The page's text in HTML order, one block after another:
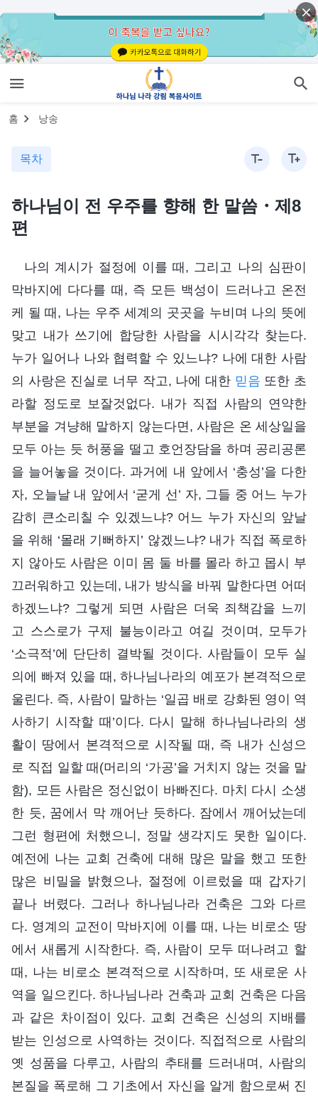
홈 낭송
목차
하나님이 전 우주를 향해 한 말씀・제8
편
나의 계시가 절정에 이를 때, 그리고 나의 심판이
막바지에 다다를 때, 즉 모든 백성이 드러나고 온전
케 될 때, 나는 우주 세계의 곳곳을 누비며 나의 뜻에
맞고 내가 쓰기에 합당한 사람을 시시각각 찾는다.
누가 일어나 나와 협력할 수 있느냐? 나에 대한 사람
의 사랑은 진실로 너무 작고, 나에 대한 믿음 또한 초
라할 정도로 보잘것없다. 내가 직접 사람의 연약한
부분을 겨냥해 말하지 않는다면, 사람은 온 세상일을
모두 아는 듯 허풍을 떨고 호언장담을 하며 공리공론
을 늘어놓을 것이다. 과거에 내 앞에서 ‘충성’을 다한
자, 오늘날 내 앞에서 ‘굳게 선’ 자, 그들 중 어느 누가
감히 큰소리칠 수 있겠느냐? 어느 누가 자신의 앞날
을 위해 ‘몰래 기뻐하지’ 않겠느냐? 내가 직접 폭로하
지 않아도 사람은 이미 몸 둘 바를 몰라 하고 몹시 부
끄러워하고 있는데, 내가 방식을 바꿔 말한다면 어떠
하겠느냐? 그렇게 되면 사람은 더욱 죄책감을 느끼
고 스스로가 구제 불능이라고 여길 것이며, 모두가
‘소극적’에 단단히 결박될 것이다. 사람들이 모두 실
의에 빠져 있을 때, 하나님나라의 예포가 본격적으로
울린다. 즉, 사람이 말하는 ‘일곱 배로 강화된 영이 역
사하기 시작할 때’이다. 다시 말해 하나님나라의 생
활이 땅에서 본격적으로 시작될 때, 즉 내가 신성으
로 직접 일할 때(머리의 ‘가공’을 거치지 않는 것을 말
함), 모든 사람은 정신없이 바빠진다. 마치 다시 소생
한 듯, 꿈에서 막 깨어난 듯하다. 잠에서 깨어났는데
그런 형편에 처했으니, 정말 생각지도 못한 일이다.
예전에 나는 교회 건축에 대해 많은 말을 했고 또한
많은 비밀을 밝혔으나, 절정에 이르렀을 때 갑자기
끝나 버렸다. 그러나 하나님나라 건축은 그와 다르
다. 영계의 교전이 막바지에 이를 때, 나는 비로소 땅
에서 새롭게 시작한다. 즉, 사람이 모두 떠나려고 할
때, 나는 비로소 본격적으로 시작하며, 또 새로운 사
역을 일으킨다. 하나님나라 건축과 교회 건축은 다음
과 같은 차이점이 있다. 교회 건축은 신성의 지배를
받는 인성으로 사역하는 것이다. 직접적으로 사람의
옛 성품을 다루고, 사람의 추태를 드러내며, 사람의
본질을 폭로해 그 기초에서 자신을 알게 함으로써 진